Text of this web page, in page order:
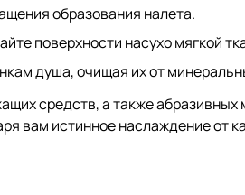
образования налета.
поверхности насухо мягкой
душа, очищая их от
средств, а также
вам истинное наслаждение от